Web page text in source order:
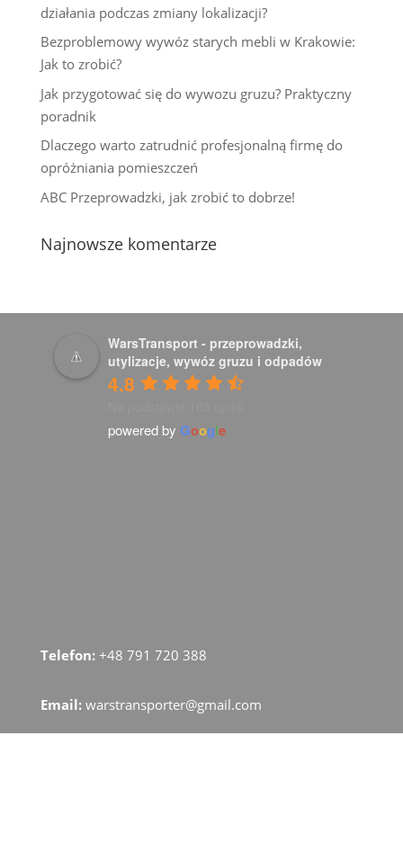
działania podczas zmiany lokalizacji?
Bezproblemowy wywóz starych mebli w Krakowie:
Jak to zrobić?
Jak przygotować się do wywozu gruzu? Praktyczny
poradnik
Dlaczego warto zatrudnić profesjonalną firmę do
opróżniania pomieszczeń
ABC Przeprowadzki, jak zrobić to dobrze!
Najnowsze komentarze
WarsTransport - przeprowadzki,
utylizacje, wywóz gruzu i odpadów
4.8
powered by Google
Telefon: +48 791 720 388
Email: warstransporter@gmail.com